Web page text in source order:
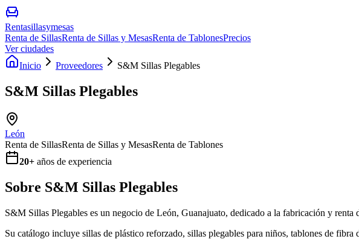
Rentasillasymesas
Renta de SillasRenta de Sillas y MesasRenta de TablonesPrecios
Ver ciudades
Inicio
Proveedores S&M Sillas Plegables
S&M Sillas Plegables
León
Renta de SillasRenta de Sillas y MesasRenta de Tablones
20+ años de experiencia
Sobre S&M Sillas Plegables
S&M Sillas Plegables es un negocio de León, Guanajuato, dedicado a la fabricación y renta
Su catálogo incluye sillas de plástico reforzado, sillas plegables para niños, tablones de